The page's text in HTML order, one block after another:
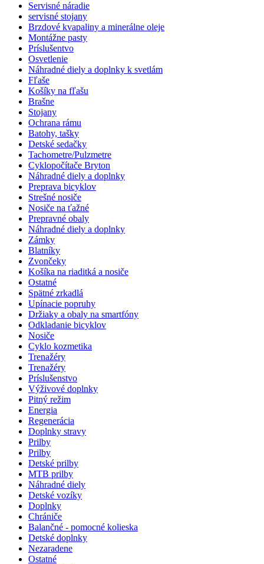
Servisné náradie
servisné stojany
Brzdové kvapaliny a minerálne oleje
Montážne pasty
Príslušentvo
Osvetlenie
Náhradné diely a doplnky k svetlám
Fľaše
Košíky na fľašu
Brašne
Stojany
Ochrana rámu
Batohy, tašky
Detské sedačky
Tachometre/Pulzmetre
Cyklopočítače Bryton
Náhradné diely a doplnky
Preprava bicyklov
Strešné nosiče
Nosiče na ťažné
Prepravné obaly
Náhradné diely a doplnky
Zámky
Blatníky
Zvončeky
Košíka na riaditká a nosiče
Ostatné
Spätné zrkadlá
Upínacie popruhy
Držiaky a obaly na smartfóny
Odkladanie bicyklov
Nosiče
Cyklo kozmetika
Trenažéry
Trenažéry
Príslušenstvo
Výživové doplnky
Pitný režim
Energia
Regenerácia
Doplnky stravy
Prilby
Prilby
Detské prilby
MTB prilby
Náhradné diely
Detské vozíky
Doplnky
Chrániče
Balančné - pomocné kolieska
Detské doplnky
Nezaradene
Ostatné